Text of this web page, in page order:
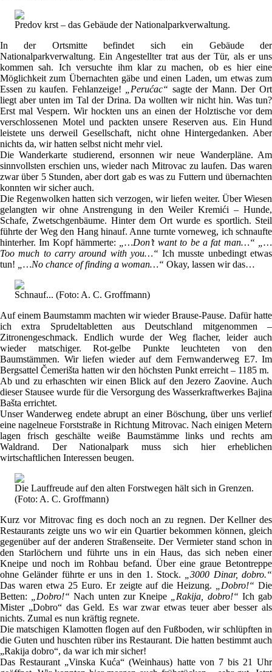
Predov krst – das Gebäude der Nationalparkverwaltung.
In der Ortsmitte befindet sich ein Gebäude der
Nationalparkverwaltung. Ein Angestellter trat aus der Tür, als er uns
kommen sah. Ich versuchte ihm klar zu machen, ob es hier eine
Möglichkeit zum Übernachten gäbe und einen Laden, um etwas zum
Essen zu kaufen. Fehlanzeige!
„Perućac“ sagte der Mann. Der Ort
liegt aber unten im Tal der Drina. Da wollten wir nicht hin. Was tun?
Erst mal Vespern. Wir hockten uns an einen der Holztische vor dem
verschlossenen Motel und packten unsere Reserven aus. Ein Hund
leistete uns derweil Gesellschaft, nicht ohne Hintergedanken. Aber
nichts da, wir hatten selbst nicht mehr viel.
Die Wanderkarte studierend, ersonnen wir neue Wanderpläne. Am
sinnvollsten erschien uns, wieder nach Mitrovac zu laufen. Das waren
zwar über 5 Stunden, aber dort gab es was zu Futtern und übernachten
konnten wir sicher auch.
Die Regenwolken hatten sich verzogen, wir liefen weiter. Über Wiesen
gelangten wir ohne Anstrengung in den Weiler Kremići – Hunde,
Schafe, Zwetschgenbäume. Hinter dem Ort wurde es sportlich. Steil
führte der Weg den Hang hinauf. Anne turnte vorneweg, ich schnaufte
hinterher. Im Kopf hämmerte:
„…Don’t want to be a fat man…“ „…
Too much to carry around with you…“ Ich musste unbedingt etwas
tun!
„…No chance of finding a woman…“ Okay, lassen wir das…
Schnauf... (Foto: A. C. Groffmann)
Auf einem Baumstamm machten wir wieder Brause-Pause. Dafür hatte
ich extra Sprudeltabletten aus Deutschland mitgenommen –
Zitronengeschmack. Endlich wurde der Weg flacher, leider auch
wieder matschiger. Rot-gelbe Punkte leuchteten von den
Baumstämmen. Wir liefen wieder auf dem Fernwanderweg E7. Im
Bergsattel Čemerišta hatten wir den höchsten Punkt erreicht – 1185 m.
Ab und zu erhaschten wir einen Blick auf den Jezero Zaovine. Auch
dieser Stausee wurde für die Versorgung des Wasserkraftwerkes Bajina
Bašta errichtet.
Unser Wanderweg endete abrupt an einer Böschung, über uns verlief
eine nagelneue Forststraße in Richtung Mitrovac. Nach einigen Metern
lagen frisch geschälte weiße Baumstämme links und rechts am
Waldrand. Der Nationalpark muss sich hier erheblichen
wirtschaftlichen Interessen beugen.
Die Lauffreude auf den alten Forstwegen hält sich in Grenzen.
(Foto: A. C. Groffmann)
Kurz vor Mitrovac fing es doch noch an zu regnen. Der Kellner des
Restaurants zeigte uns wo wir ein Quartier bekommen können, gleich
gegenüber auf der anderen Straßenseite. Der Vermieter stand schon in
den Starlöchern und führte uns in ein Haus, das sich neben einer
Kneipe und noch im Rohbau befand. Über eine graue Betontreppe
ohne Geländer führte er uns in den 1. Stock.
„3000 Dinar, dobro.“
Das waren etwa 25 Euro. Er zeigte auf die Heizung.
„Dobro!“ Die
Betten:
„Dobro!“ Nach unten zur Kneipe „Rakija, dobro!“ Ich gab
Mister „Dobro“ das Geld. Es war zwar etwas teuer aber besser als
nichts. Zumal es nun kräftig regnete.
Die matschigen Klamotten flogen auf den Fußboden, wir schlüpften in
die Guten und huschten rüber ins Restaurant. Die hatten bestimmt auch
„Rakija dobro“, da war ich mir sicher!
Das Restaurant „Vinska Kuća“ (Weinhaus) hatte von 7 bis 21 Uhr